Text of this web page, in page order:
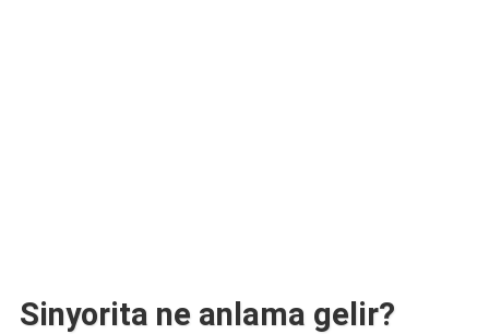
Sinyorita ne anlama gelir?